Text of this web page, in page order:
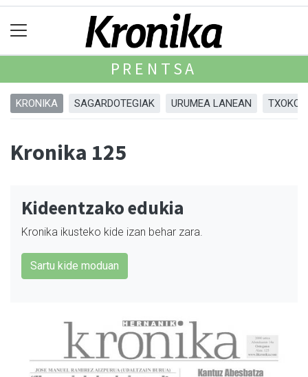
PRENTSA
KRONIKA SAGARDOTEGIAK URUMEA LANEAN
Kronika 125
Kideentzako edukia
Kronika ikusteko kide izan behar zara.
Sartu kide moduan